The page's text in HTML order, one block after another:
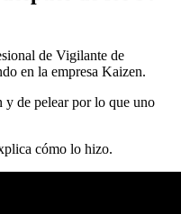
de Vigilante de
en la empresa Kaizen.
y de pelear por lo que uno
cómo lo hizo.